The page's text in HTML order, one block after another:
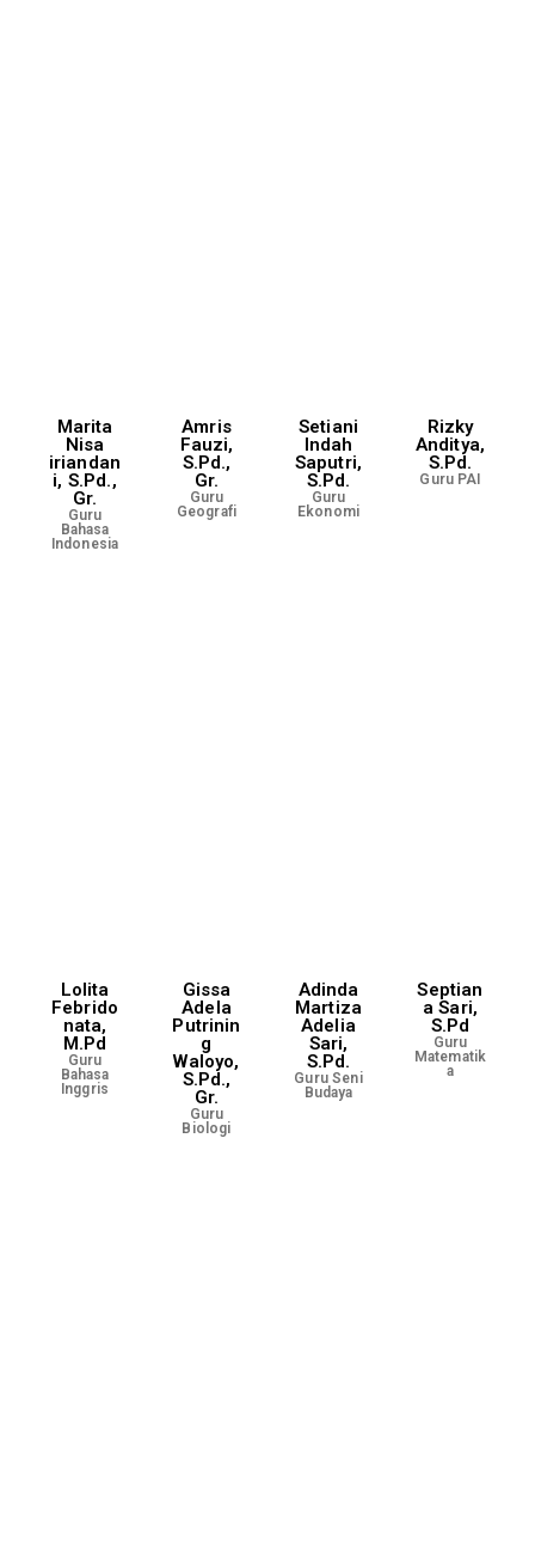
Marita
Nisa
iriandan
i, S.Pd.,
Gr.
Guru
Bahasa
Indonesia
Amris
Fauzi,
S.Pd.,
Gr.
Guru
Geografi
Setiani
Indah
Saputri,
S.Pd.
Guru
Ekonomi
Rizky
Anditya,
S.Pd.
Guru PAI
Lolita
Febrido
nata,
M.Pd
Guru
Bahasa
Inggris
Gissa
Adela
Putrinin
g
Waloyo,
S.Pd.,
Gr.
Guru
Biologi
Adinda
Martiza
Adelia
Sari,
S.Pd.
Guru Seni
Budaya
Septian
a Sari,
S.Pd
Guru
Matematik
a